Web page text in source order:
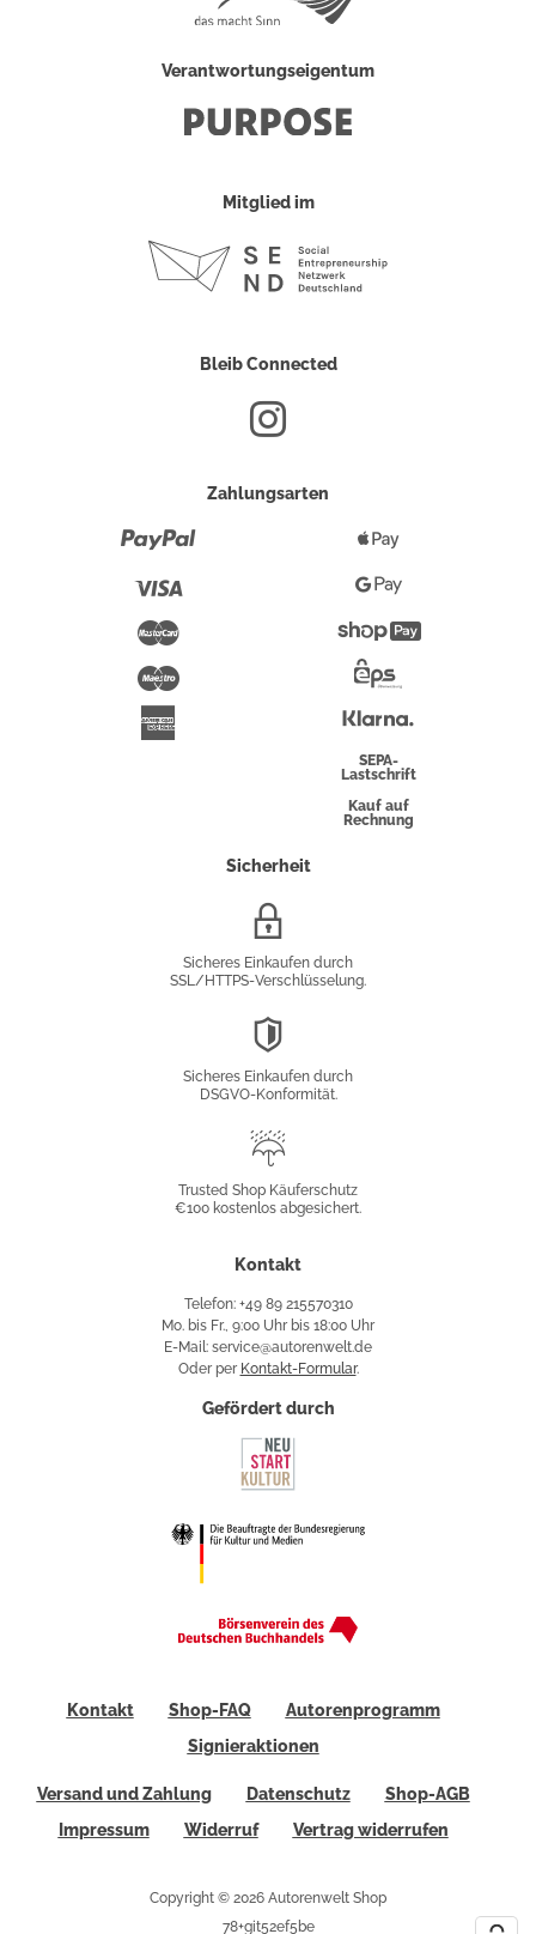
Verantwortungseigentum
Mitglied im
Bleib Connected
Zahlungsarten
Maestro
Pay
Google
PayShopify
Überweisung
SEPA-
Lastschrift
Kauf auf
Rechnung
Sicherheit
Sicheres Einkaufen durch
SSL/HTTPS-Verschlüsselung.
Sicheres Einkaufen durch
DSGVO-Konformität.
Käuferschutz
Trusted Shop Käuferschutz
€100 kostenlos abgesichert.
Kontakt
Telefon: +49 89 215570310
Mo. bis Fr., 9:00 Uhr bis 18:00 Uhr
E-Mail: service@autorenwelt.de
Oder per Kontakt-Formular.
Gefördert durch
Kontakt Shop-FAQ
Autorenprogramm
Signieraktionen
Versand und Zahlung Datenschutz
Shop-AGB
Impressum
Widerruf Vertrag widerrufen
Copyright © 2026 Autorenwelt Shop
78+git52ef5be